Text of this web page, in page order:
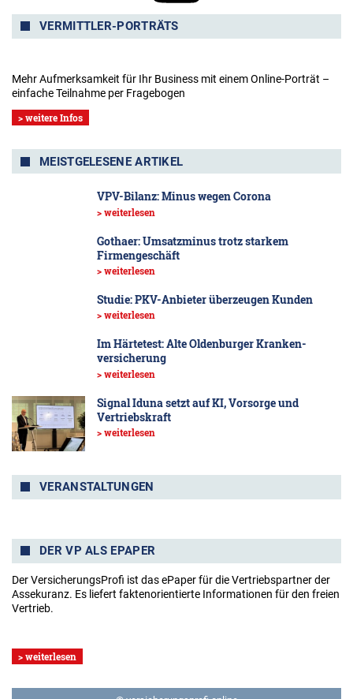
VERMITTLER-PORTRÄTS
Mehr Aufmerksamkeit für Ihr Business mit einem Online-Porträt –
einfache Teilnahme per Fragebogen
> weitere Infos
MEISTGELESENE ARTIKEL
VPV-Bilanz: Minus wegen Corona
> weiterlesen
Gothaer: Umsatzminus trotz starkem
Firmengeschäft
> weiterlesen
Studie: PKV-Anbieter überzeugen Kunden
> weiterlesen
Im Härtetest: Alte Oldenburger Kranken­
versicherung
> weiterlesen
Signal Iduna setzt auf KI, Vorsorge und
Vertriebskraft
> weiterlesen
VERANSTALTUNGEN
DER VP ALS EPAPER
Der VersicherungsProfi ist das ePaper für die Vertriebspartner der
Assekuranz. Es liefert faktenorientierte Informationen für den freien
Vertrieb.
> weiterlesen